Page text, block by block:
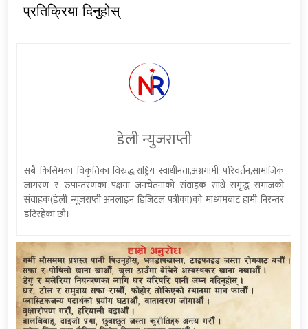
प्रतिक्रिया दिनुहोस्
डेली न्युजराप्ती
सबै किसिमका विकृतिका विरुद्ध,राष्ट्रिय स्वाधीनता,अग्रगामी परिवर्तन,सामाजिक
जागरण र रुपान्तरणका पक्षमा जनचेतनाको संवाहक साथै समृद्ध समाजको
संवाहक(डेली न्यूजराप्ती अनलाइन डिजिटल पत्रीका)को माध्यमबाट हामी निरन्तर
डटिरहेका छौं।